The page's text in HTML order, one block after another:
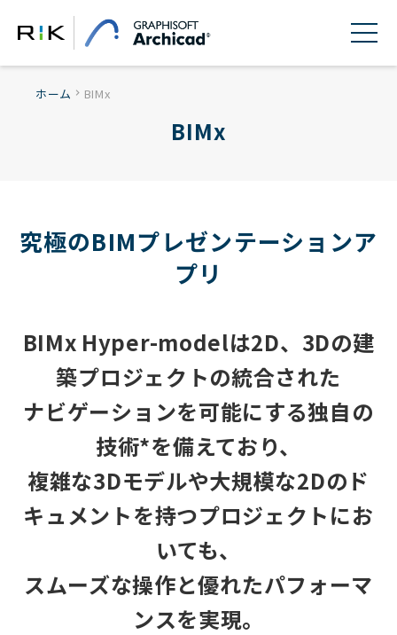
ホーム chevron_right BIMx
BIMx
究極のBIMプレゼンテーションア
プリ
BIMx Hyper-modelは2D、3Dの建
築プロジェクトの統合された
ナビゲーションを可能にする独自の
技術*を備えており、
複雑な3Dモデルや大規模な2Dのド
キュメントを持つプロジェクトにお
いても、
スムーズな操作と優れたパフォーマ
ンスを実現。